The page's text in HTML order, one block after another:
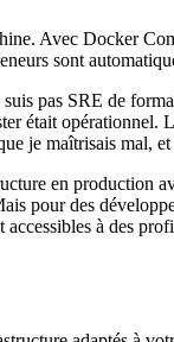
Avec Docker
sont
pas SRE de
était
je maîtrisais
en
pour des
à des